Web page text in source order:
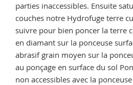
parties inaccessibles. Ensuite
couches notre Hydrofuge terre
suivre pour bien poncer la terre
en diamant sur la ponceuse
abrasif grain moyen sur la
au ponçage en surface du sol
non accessibles avec la